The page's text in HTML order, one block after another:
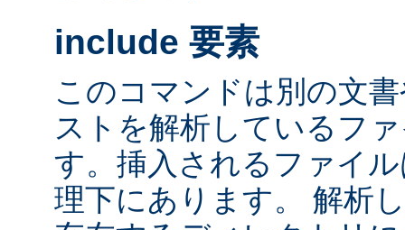
include 要素
このコマンドは別の文
ストを解析しているフ
す。挿入されるファイ
理下にあります。 解析